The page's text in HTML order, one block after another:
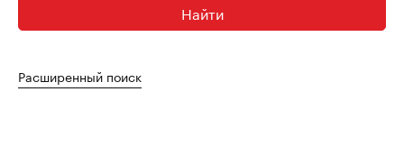
Найти
Расширенный поиск